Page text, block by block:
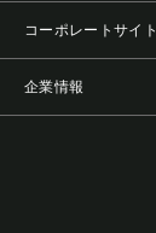
コーポレートサイト
企業情報